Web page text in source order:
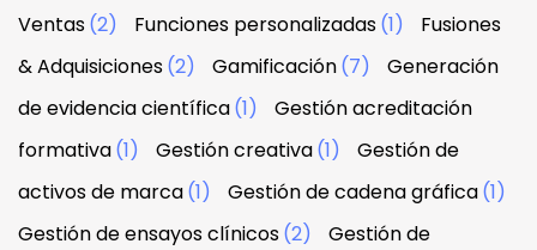
Ventas(2) Funciones personalizadas(1)
Fusiones
& Adquisiciones(2) Gamificación(7)
Generación
de evidencia científica(1)
Gestión acreditación
formativa(1) Gestión creativa(1)
Gestión de
activos de marca(1) Gestión de cadena gráfica(1)
Gestión de ensayos clínicos(2) Gestión de